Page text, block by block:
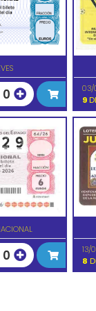
0
03/
9
0
13/
8